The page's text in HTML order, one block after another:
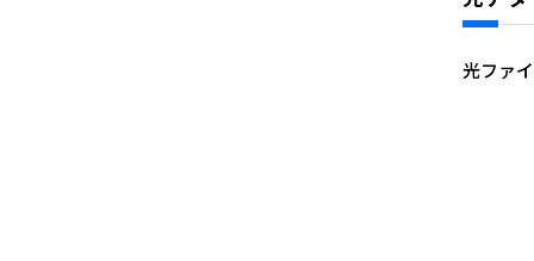
光ファ